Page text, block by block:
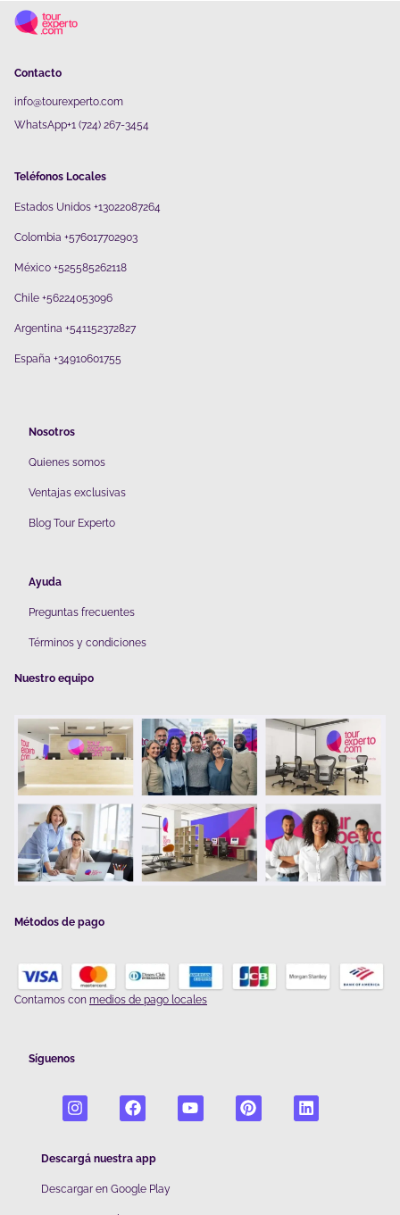
Contacto
info@tourexperto.com
WhatsApp+1 (724) 267-3454
Teléfonos Locales
Estados Unidos +13022087264
Colombia +576017702903
México +525585262118
Chile +56224053096
Argentina +541152372827
España +34910601755
Nosotros
Quienes somos
Ventajas exclusivas
Blog Tour Experto
Ayuda
Preguntas frecuentes
Términos y condiciones
Nuestro equipo
Métodos de pago
Contamos con medios de pago locales
Síguenos
Descargá nuestra app
Descargar en Google Play